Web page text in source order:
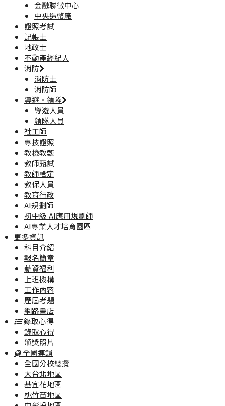
金融聯徵中心
中央造幣廠
證照考試
記帳士
地政士
不動產經紀人
消防
消防士
消防師
導遊·領隊
導遊人員
領隊人員
社工師
專技證照
教檢教甄
教師甄試
教師檢定
教保人員
教育行政
AI規劃師
初中級 AI應用規劃師
AI專業人才培育園區
更多資訊
科目介紹
報名簡章
薪資福利
上班機構
工作內容
歷屆考題
網路書店
錄取心得
錄取心得
頒獎照片
全國連鎖
全國分校總攬
大台北地區
基宜花地區
桃竹苗地區